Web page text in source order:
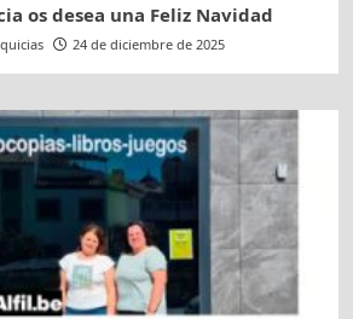
os desea una Feliz Navidad
24 de diciembre de 2025